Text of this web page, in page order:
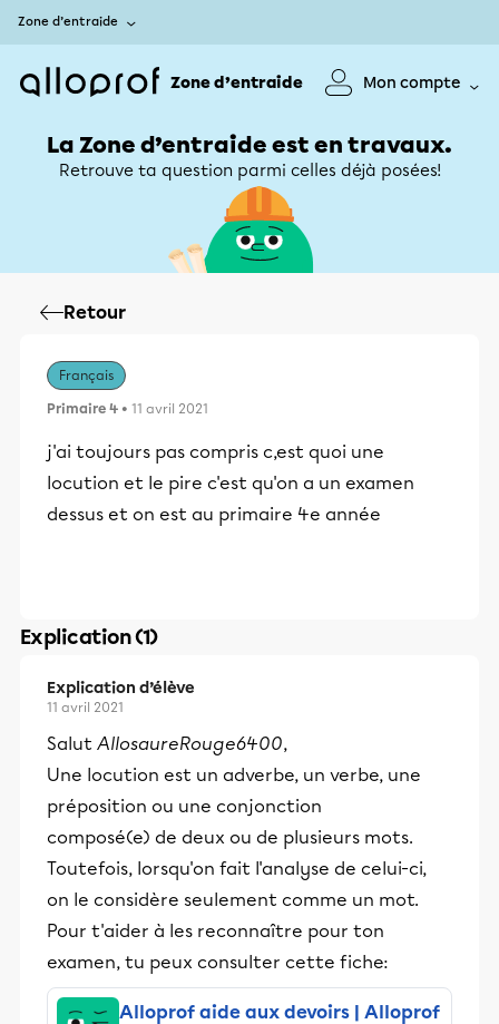
Zone d’entraide
Zone d’entraide Mon compte
La Zone d’entraide est en travaux.
Retrouve ta question parmi celles déjà posées!
Retour
Français
Primaire 4 • 11 avril 2021
j'ai toujours pas compris c,est quoi une
locution et le pire c'est qu'on a un examen
dessus et on est au primaire 4e année
Explication (1)
Explication d’élève
11 avril 2021
Salut AllosaureRouge6400,
Une locution est un adverbe, un verbe, une
préposition ou une conjonction
composé(e) de deux ou de plusieurs mots.
Toutefois, lorsqu'on fait l'analyse de celui-ci,
on le considère seulement comme un mot.
Pour t'aider à les reconnaître pour ton
examen, tu peux consulter cette fiche:
Alloprof aide aux devoirs | Alloprof